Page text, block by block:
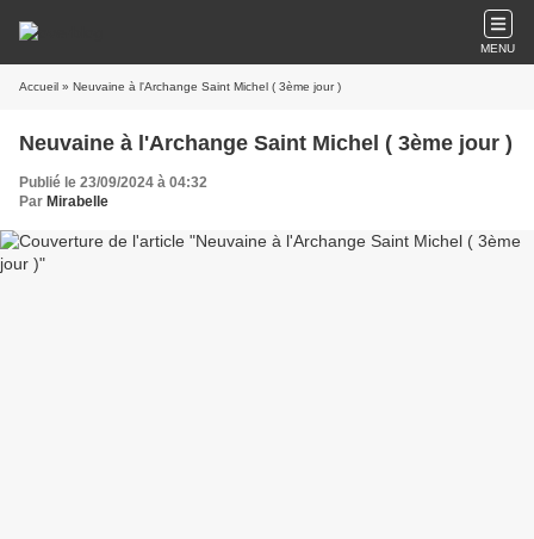
MENU
Accueil » Neuvaine à l'Archange Saint Michel ( 3ème jour )
Neuvaine à l'Archange Saint Michel ( 3ème jour )
Publié le 23/09/2024 à 04:32
Par Mirabelle